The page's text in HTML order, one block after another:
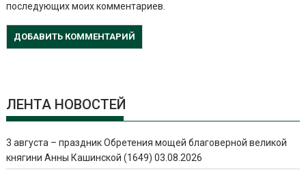
последующих моих комментариев.
ЛЕНТА НОВОСТЕЙ
3 августа – праздник Обретения мощей благоверной великой
княгини Анны Кашинской (1649) 03.08.2026